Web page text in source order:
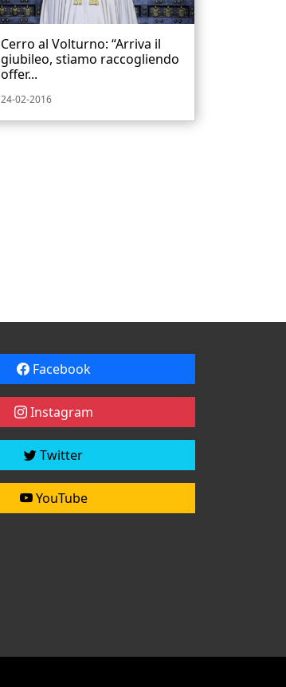
Cerro al Volturno: “Arriva il
giubileo, stiamo raccogliendo
offer...
24-02-2016
Facebook
Instagram
Twitter
YouTube